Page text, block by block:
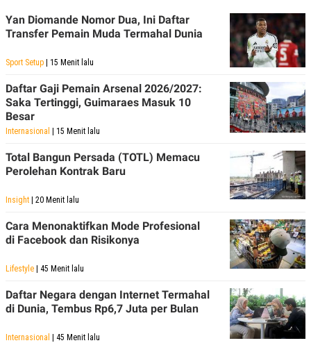
Yan Diomande Nomor Dua, Ini Daftar
Transfer Pemain Muda Termahal Dunia
Sport Setup | 15 Menit lalu
Daftar Gaji Pemain Arsenal 2026/2027:
Saka Tertinggi, Guimaraes Masuk 10
Besar
Internasional | 15 Menit lalu
Total Bangun Persada (TOTL) Memacu
Perolehan Kontrak Baru
Insight | 20 Menit lalu
Cara Menonaktifkan Mode Profesional
di Facebook dan Risikonya
Lifestyle | 45 Menit lalu
Daftar Negara dengan Internet Termahal
di Dunia, Tembus Rp6,7 Juta per Bulan
Internasional | 45 Menit lalu